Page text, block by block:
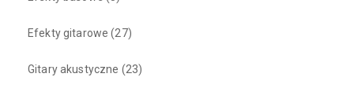
Efekty gitarowe (27)
Gitary akustyczne (23)